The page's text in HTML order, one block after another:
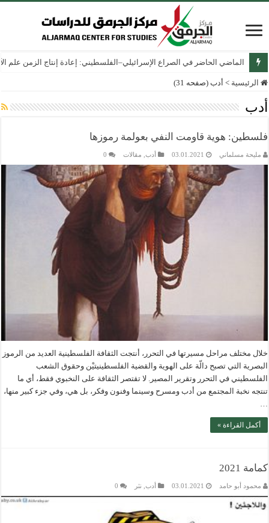
الماضي الحاضر في الصراع الإسرائيلي–الفلسطيني: إعادة إنتاج الزمن علم
الرئيسية > أدب (صفحه 31)
أدب
فلسطين: هوية قاومت النفي بعولمة رموزها
مليحة مسلماني 03.01.2021 أدب مقالات 0
خلال مختلف مراحل مسيرتها في التحرر، أنتجت الثقافة الفلسطينية العديد من الرموز
البصرية التي تصبح دالّة على الهوية والقضية الفلسطينيتيْن وحقوق الشعب
الفلسطيني في التحرر وتقرير المصير. لا تقتصر الثقافة على النخبوي فقط، أي ما
تنتجه نخبة المجتمع من أدب ومسرح وسينما وفنون وفكر، بل هي، وفي جزء كبير منها،
…
أكمل القراءة »
كمامة 2021
محمود أبو حامد 03.01.2021 أدب نثر 0